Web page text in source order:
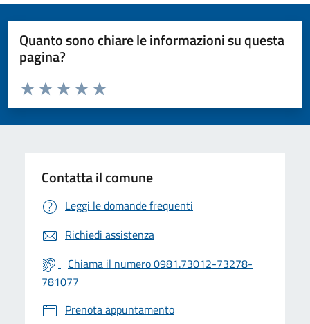
Quanto sono chiare le informazioni su questa
pagina?
Valuta da 1 a 5 stelle la pagina
Valuta 5 stelle su 5
Valuta 4 stelle su 5
Valuta 3 stelle su 5
Valuta 2 stelle su 5
Valuta 1 stelle su 5
Contatta il comune
Leggi le domande frequenti
Richiedi assistenza
Chiama il numero 0981.73012-73278-
781077
Prenota appuntamento